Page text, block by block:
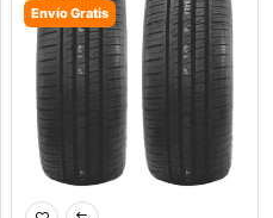
Envío Gratis